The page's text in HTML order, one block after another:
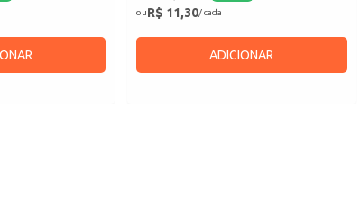
ouR$ 11,30/ cada
ADICIONAR